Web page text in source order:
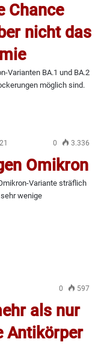
Chance
nicht das
Varianten BA.1 und BA.2
möglich sind.
0 3.336
Omikron
Variante sträflich
wenige
0 597
als nur
Antikörper